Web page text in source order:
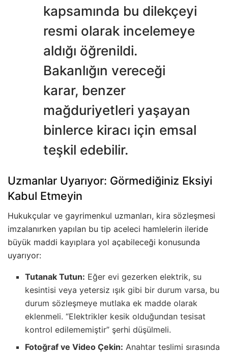
kapsamında bu dilekçeyi
resmi olarak incelemeye
aldığı öğrenildi.
Bakanlığın vereceği
karar, benzer
mağduriyetleri yaşayan
binlerce kiracı için emsal
teşkil edebilir.
Uzmanlar Uyarıyor: Görmediğiniz Eksiyi
Kabul Etmeyin
Hukukçular ve gayrimenkul uzmanları, kira sözleşmesi
imzalanırken yapılan bu tip aceleci hamlelerin ileride
büyük maddi kayıplara yol açabileceği konusunda
uyarıyor:
Tutanak Tutun: Eğer evi gezerken elektrik, su
kesintisi veya yetersiz ışık gibi bir durum varsa, bu
durum sözleşmeye mutlaka ek madde olarak
eklenmeli. “Elektrikler kesik olduğundan tesisat
kontrol edilememiştir” şerhi düşülmeli.
Fotoğraf ve Video Çekin: Anahtar teslimi sırasında